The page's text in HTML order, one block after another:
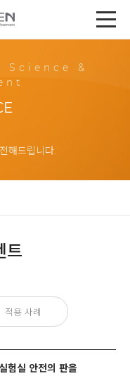
Science &
해드립니다.
트
적용 사례
험실 안전의 판을